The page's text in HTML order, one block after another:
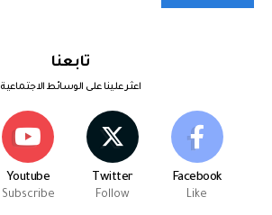
تابعنا
اعثر علينا على الوسائط الاجتماعية
Facebook
Like
Twitter
Follow
Youtube
Subscribe